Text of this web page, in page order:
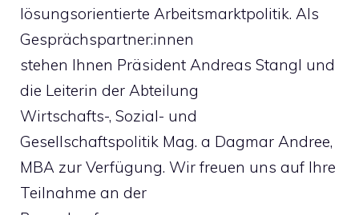
lösungsorientierte Arbeitsmarktpolitik. Als
Gesprächspartner:innen
stehen Ihnen Präsident Andreas Stangl und
die Leiterin der Abteilung
Wirtschafts-, Sozial- und
Gesellschaftspolitik Mag. a Dagmar Andree,
MBA zur Verfügung. Wir freuen uns auf Ihre
Teilnahme an der